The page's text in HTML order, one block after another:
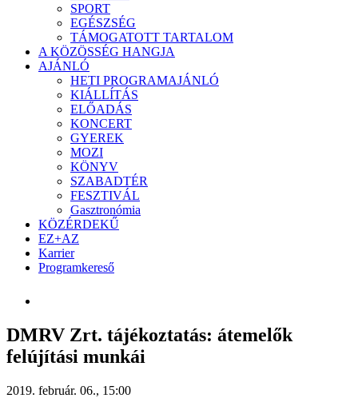
SPORT
EGÉSZSÉG
TÁMOGATOTT TARTALOM
A KÖZÖSSÉG HANGJA
AJÁNLÓ
HETI PROGRAMAJÁNLÓ
KIÁLLÍTÁS
ELŐADÁS
KONCERT
GYEREK
MOZI
KÖNYV
SZABADTÉR
FESZTIVÁL
Gasztronómia
KÖZÉRDEKŰ
EZ+AZ
Karrier
Programkereső
DMRV Zrt. tájékoztatás: átemelők
felújítási munkái
2019. február. 06., 15:00